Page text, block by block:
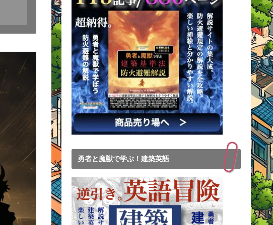
勇者と魔獣で学ぶ！建築英語